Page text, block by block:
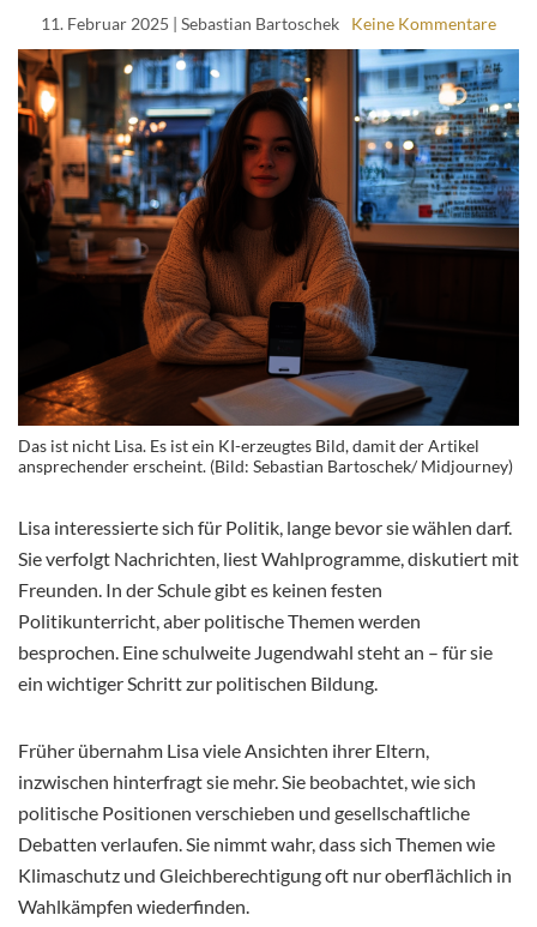
11. Februar 2025 | Sebastian Bartoschek Keine Kommentare
Das ist nicht Lisa. Es ist ein KI-erzeugtes Bild, damit der Artikel
ansprechender erscheint. (Bild: Sebastian Bartoschek/ Midjourney)
Lisa interessierte sich für Politik, lange bevor sie wählen darf.
Sie verfolgt Nachrichten, liest Wahlprogramme, diskutiert mit
Freunden. In der Schule gibt es keinen festen
Politikunterricht, aber politische Themen werden
besprochen. Eine schulweite Jugendwahl steht an – für sie
ein wichtiger Schritt zur politischen Bildung.
Früher übernahm Lisa viele Ansichten ihrer Eltern,
inzwischen hinterfragt sie mehr. Sie beobachtet, wie sich
politische Positionen verschieben und gesellschaftliche
Debatten verlaufen. Sie nimmt wahr, dass sich Themen wie
Klimaschutz und Gleichberechtigung oft nur oberflächlich in
Wahlkämpfen wiederfinden.